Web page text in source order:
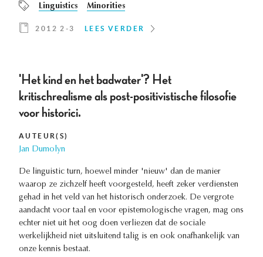
Linguistics Minorities
2012 2-3 LEES VERDER
'Het kind en het badwater'? Het
kritischrealisme als post-positivistische filosofie
voor historici.
AUTEUR(S)
Jan Dumolyn
De linguistic turn, hoewel minder 'nieuw' dan de manier
waarop ze zichzelf heeft voorgesteld, heeft zeker verdiensten
gehad in het veld van het historisch onderzoek. De vergrote
aandacht voor taal en voor epistemologische vragen, mag ons
echter niet uit het oog doen verliezen dat de sociale
werkelijkheid niet uitsluitend talig is en ook onafhankelijk van
onze kennis bestaat.